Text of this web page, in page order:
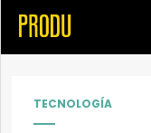
TECNOLOGÍA